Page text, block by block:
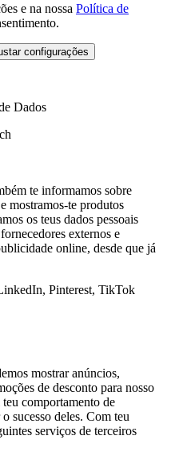
e na nossa Política de
configurações
Dados
te informamos sobre
mostramos-te produtos
os teus dados pessoais
externos e
online, desde que já
Pinterest, TikTok
mostrar anúncios,
de desconto para nosso
comportamento de
sucesso deles. Com teu
serviços de terceiros